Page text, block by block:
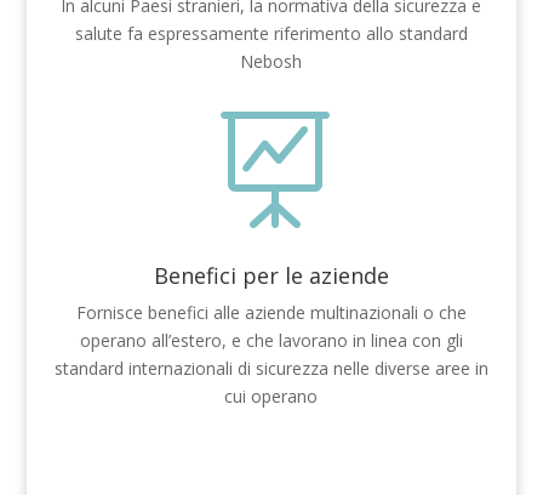
In alcuni Paesi stranieri, la normativa della sicurezza e
salute fa espressamente riferimento allo standard
Nebosh

Benefici per le aziende
Fornisce benefici alle aziende multinazionali o che
operano all’estero, e che lavorano in linea con gli
standard internazionali di sicurezza nelle diverse aree in
cui operano